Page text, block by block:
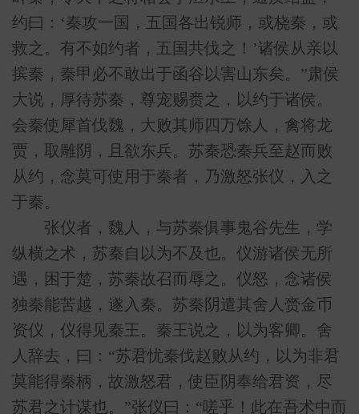
约曰：‘秦攻一国，五国各出锐师，或桡秦，或
救之。有不如约者，五国共伐之！’诸侯从亲以
摈秦，秦甲必不敢出于函谷以害山东矣。”肃侯
大说，厚待苏秦，尊宠赐赉之，以约于诸侯。
会秦使犀首伐魏，大败其师四万馀人，禽将龙
贾，取雕阴，且欲东兵。苏秦恐秦兵至赵而败
从约，念莫可使用于秦者，乃激怒张仪，入之
于秦。
张仪者，魏人，与苏秦俱事鬼谷先生，学
纵横之术，苏秦自以为不及也。仪游诸侯无所
遇，困于楚，苏秦故召而辱之。仪怒，念诸侯
独秦能苦越，遂入秦。苏秦阴遣其舍人赍金币
资仪，仪得见秦王。秦王说之，以为客卿。舍
人辞去，曰：“苏君忧秦伐赵败从约，以为非君
莫能得秦柄，故激怒君，使臣阴奉给君资，尽
苏君之计谋也。”张仪曰：“嗟乎！此在吾术中而